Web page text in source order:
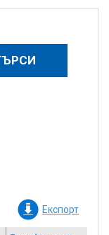
Експорт